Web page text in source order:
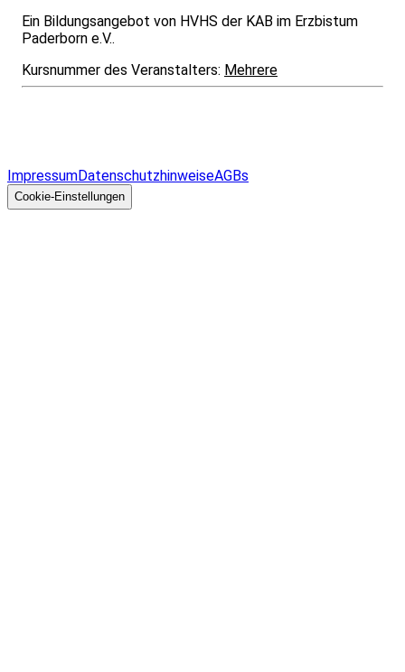
Ein Bildungsangebot von HVHS der KAB im Erzbistum
Paderborn e.V..
Kursnummer des Veranstalters: Mehrere
ImpressumDatenschutzhinweiseAGBs
Cookie-Einstellungen